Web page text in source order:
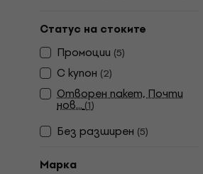
Статус на стоките
Промоции (5)
С купон (2)
Отворен пакет, Почти
нов...(1)
Без pазширен (5)
Марка